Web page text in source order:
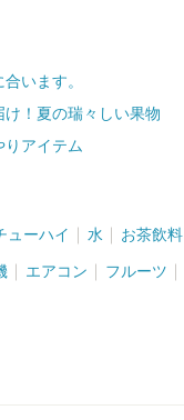
います。
！夏の瑞々しい果物
りアイテム
ューハイ 水 お茶飲料
エアコン フルーツ